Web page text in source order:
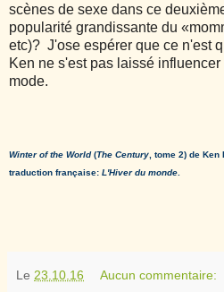
scènes de sexe dans ce
popularité grandissante du
etc)? J'ose espérer que ce n'est
Ken ne s'est pas laissé
mode.
Winter of the World(The Century , tome 2) de
traduction française: L'Hiver du monde
Le 23.10.16 Aucun commentaire: